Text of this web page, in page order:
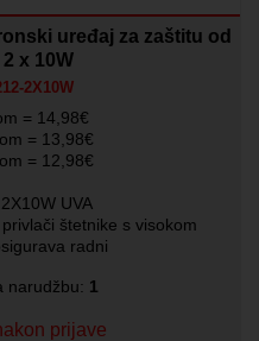
uređaj za zaštitu od
x 10W
2X10W
= 14,98€
= 13,98€
= 12,98€
UVA
štetnike s visokom
radni
narudžbu: 1
prijave